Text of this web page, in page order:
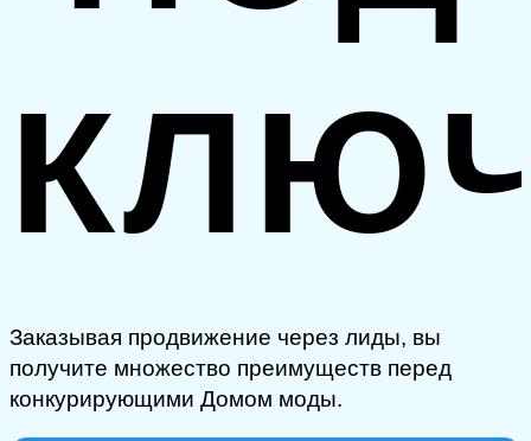
Заказывая продвижение через лиды, вы
получите множество преимуществ перед
конкурирующими Домом моды.